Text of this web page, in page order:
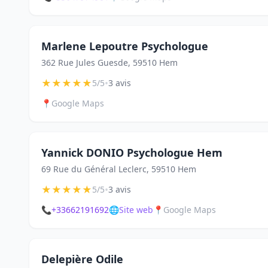
Marlene Lepoutre Psychologue
362 Rue Jules Guesde, 59510 Hem
★★★★★5/5•3 avis
📍 Google Maps
Yannick DONIO Psychologue Hem
69 Rue du Général Leclerc, 59510 Hem
★★★★★5/5•3 avis
📞+33662191692🌐Site web 📍 Google Maps
Delepière Odile